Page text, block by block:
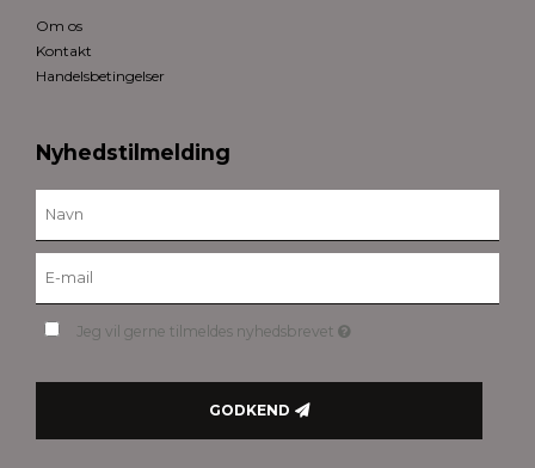
Om os
Kontakt
Handelsbetingelser
Nyhedstilmelding
Jeg vil gerne tilmeldes nyhedsbrevet
GODKEND